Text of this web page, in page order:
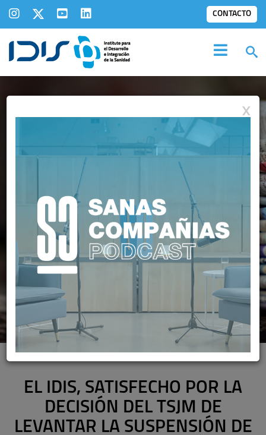
CONTACTO
IDIS EN LOSMEDIOS
EL IDIS, SATISFECHO POR LA
DECISIÓN DEL TSJM DE
LEVANTAR LA SUSPENSIÓN DE
X